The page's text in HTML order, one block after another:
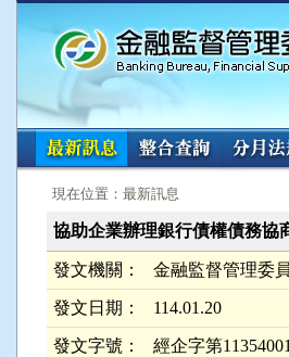
:::
現在位置：最新訊息
協助企業辦理銀行債權債務協
發文機關： 金融監督管理委
發文日期： 114.01.20
發文字號：
經企字第